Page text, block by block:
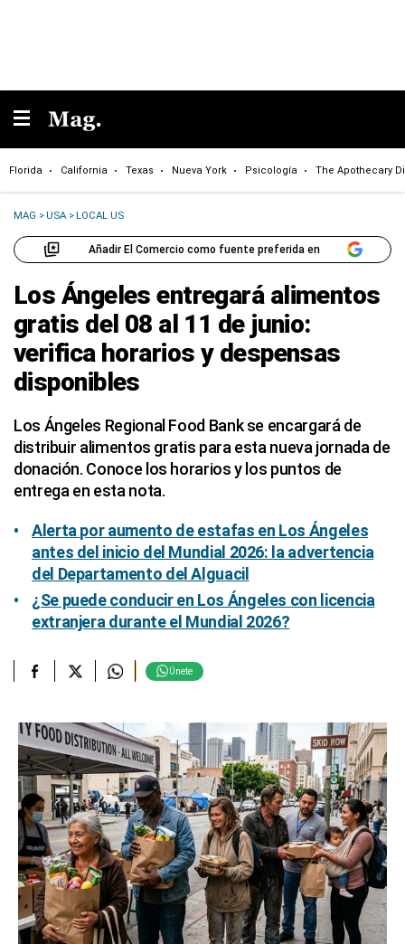
Florida California Texas Nueva York Psicología The Apothecary
MAG >USA >LOCAL US
Añadir El Comercio como fuente preferida en
Los Ángeles entregará alimentos
gratis del 08 al 11 de junio:
verifica horarios y despensas
disponibles
Los Ángeles Regional Food Bank se encargará de
distribuir alimentos gratis para esta nueva jornada de
donación. Conoce los horarios y los puntos de
entrega en esta nota.
Alerta por aumento de estafas en Los Ángeles
antes del inicio del Mundial 2026: la advertencia
del Departamento del Alguacil
¿Se puede conducir en Los Ángeles con licencia
extranjera durante el Mundial 2026?
Únete